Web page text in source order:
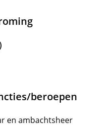
beroepen
en ambachtsheer